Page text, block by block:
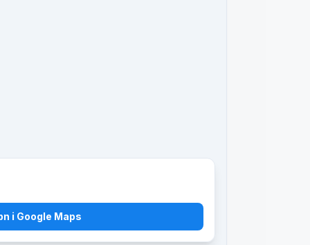
i Google Maps